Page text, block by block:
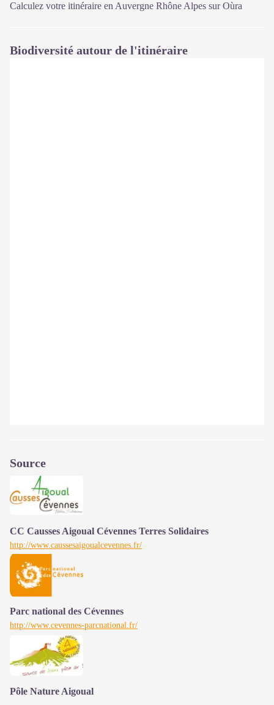
Calculez votre itinéraire en Auvergne Rhône Alpes surOùra
Biodiversité autour de l'itinéraire
Source
CC Causses Aigoual Cévennes Terres Solidaires
http://www.caussesaigoualcevennes.fr/
Parc national des Cévennes
http://www.cevennes-parcnational.fr/
Pôle Nature Aigoual